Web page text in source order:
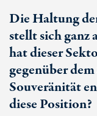
Die Haltung
stellt sich ganz
hat dieser
gegenüber
Souveränität
diese Position?